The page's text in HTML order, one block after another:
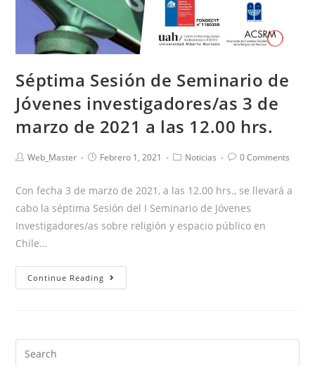
Séptima Sesión de Seminario de
Jóvenes investigadores/as 3 de
marzo de 2021 a las 12.00 hrs.
Web_Master Febrero 1, 2021 Noticias 0 Comments
Con fecha 3 de marzo de 2021, a las 12.00 hrs., se llevará a
cabo la séptima Sesión del I Seminario de Jóvenes
Investigadores/as sobre religión y espacio público en
Chile…
Continue Reading